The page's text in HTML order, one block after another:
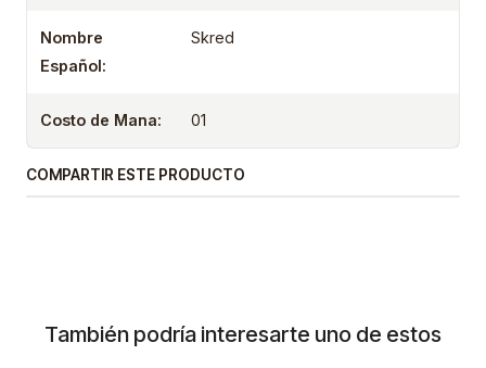
Nombre
Español:
Skred
Costo de Mana: 01
COMPARTIR ESTE PRODUCTO
También podría interesarte uno de estos